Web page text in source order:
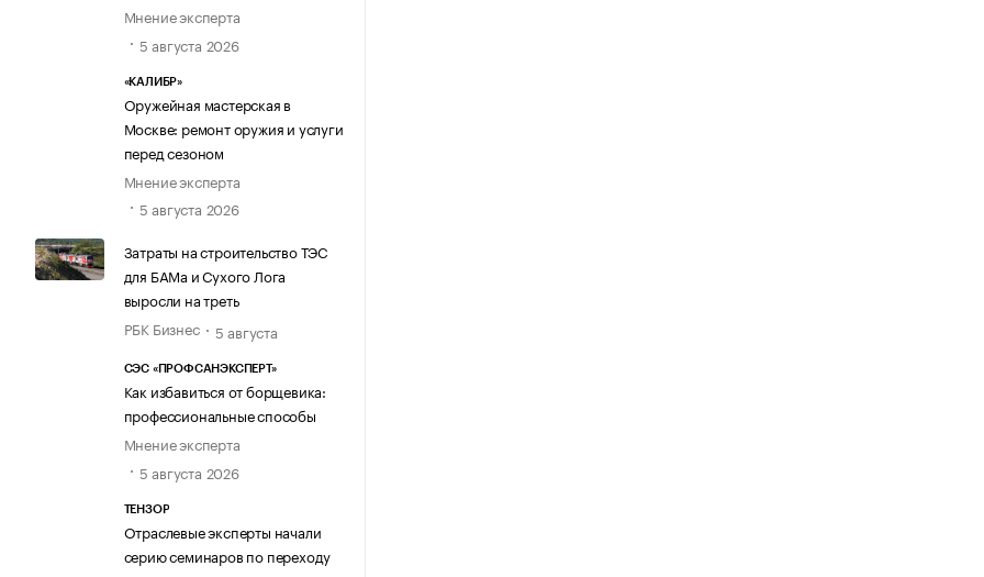
Мнение эксперта
5 августа 2026
«КАЛИБР»
Оружейная мастерская в
Москве: ремонт оружия и услуги
перед сезоном
Мнение эксперта
5 августа 2026
Затраты на строительство ТЭС
для БАМа и Сухого Лога
выросли на треть
РБК Бизнес
5 августа
СЭС «ПРОФСАНЭКСПЕРТ»
Как избавиться от борщевика:
профессиональные способы
Мнение эксперта
5 августа 2026
ТЕНЗОР
Отраслевые эксперты начали
серию семинаров по переходу